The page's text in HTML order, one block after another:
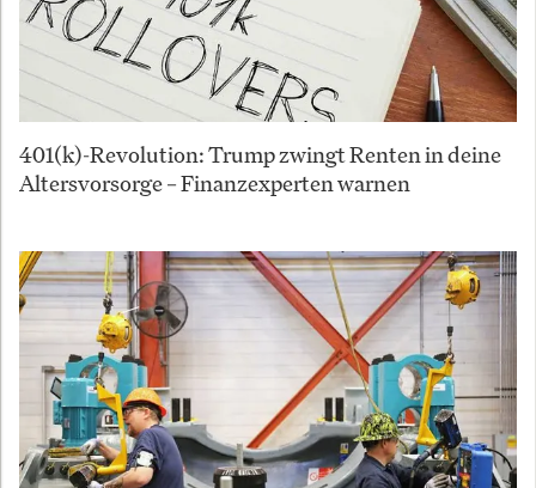
401(k)-Revolution: Trump zwingt Renten in deine
Altersvorsorge – Finanzexperten warnen